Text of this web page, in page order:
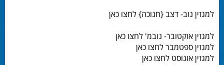
למגזין נוב- דצב {חנוכה} לחצו כאן
למגזין אוקטובר- נובמ' לחצו כאן
למגזין ספטמבר לחצו כאן
למגזין אוגוסט לחצו כאן